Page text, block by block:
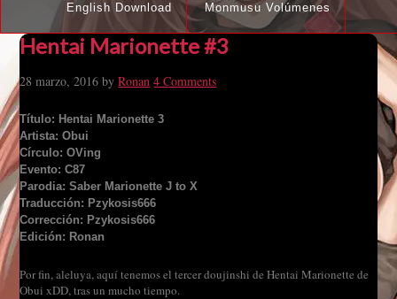
English Download Monmusu Volúmenes
Hentai Marionette #3
28 marzo, 2016 byRonan 4 Comments
Título: Hentai Marionette 3
Artista: Obui
Círculo: OVing
Evento: C87
Parodia: Saber Marionette J to X
Traducción: Pzykosis666
Corrección: Pzykosis666
Edición: Ronan
Por fin, aleluya, aquí tenemos el tercer doujinshi de Hentai Marionette de
Obui xDD, tras un mucho tiempo.